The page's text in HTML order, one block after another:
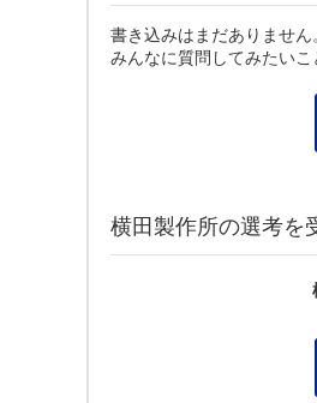
書き込みはまだありません
みんなに質問してみたい
横田製作所の選考を